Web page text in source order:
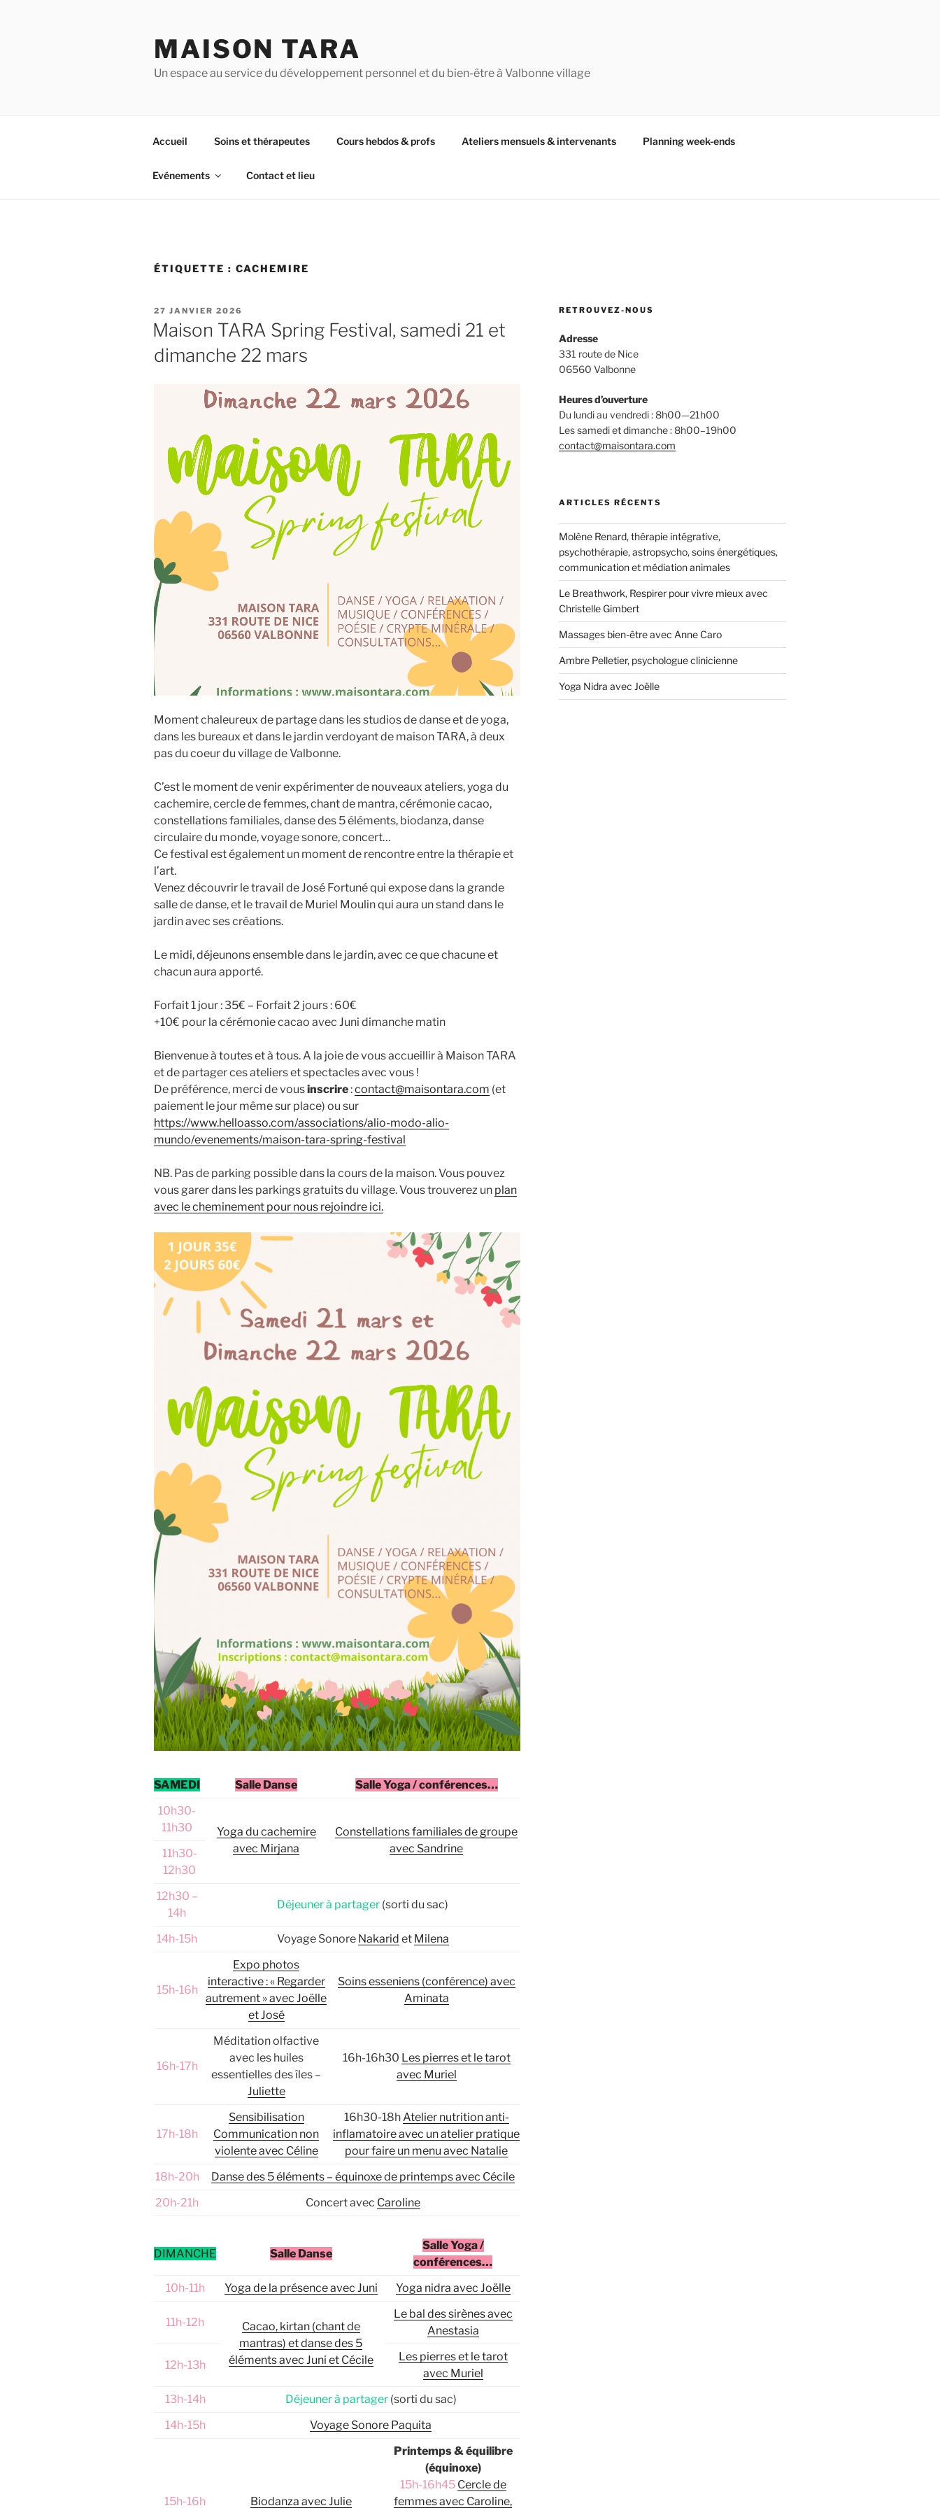
MAISON TARA
Un espace au service du développement personnel et du bien-être à Valbonne village
Accueil Soins et thérapeutes Cours hebdos & profs Ateliers mensuels & intervenants Planning week-ends
Evénements Contact et lieu
ÉTIQUETTE : CACHEMIRE
PUBLIÉ
LE
27 JANVIER 2026
Maison TARA Spring Festival, samedi 21 et
dimanche 22 mars
Moment chaleureux de partage dans les studios de danse et de yoga,
dans les bureaux et dans le jardin verdoyant de maison TARA, à deux
pas du coeur du village de Valbonne.
C’est le moment de venir expérimenter de nouveaux ateliers, yoga du
cachemire, cercle de femmes, chant de mantra, cérémonie cacao,
constellations familiales, danse des 5 éléments, biodanza, danse
circulaire du monde, voyage sonore, concert…
Ce festival est également un moment de rencontre entre la thérapie et
l’art.
Venez découvrir le travail de José Fortuné qui expose dans la grande
salle de danse, et le travail de Muriel Moulin qui aura un stand dans le
jardin avec ses créations.
Le midi, déjeunons ensemble dans le jardin, avec ce que chacune et
chacun aura apporté.
Forfait 1 jour : 35€ – Forfait 2 jours : 60€
+10€ pour la cérémonie cacao avec Juni dimanche matin
Bienvenue à toutes et à tous. A la joie de vous accueillir à Maison TARA
et de partager ces ateliers et spectacles avec vous !
De préférence, merci de vousinscrire:contact@maisontara.com (et
paiement le jour même sur place) ou sur
https://www.helloasso.com/associations/alio-modo-alio-
mundo/evenements/maison-tara-spring-festival
NB. Pas de parking possible dans la cours de la maison. Vous pouvez
vous garer dans les parkings gratuits du village. Vous trouverez un plan
avec le cheminement pour nous rejoindre ici.
SAMEDI Salle Danse
Salle Yoga / conférences…
10h30-
11h30
Yoga du cachemire
avec Mirjana
Constellations familiales de groupe
avec Sandrine
11h30-
12h30
12h30 –
14h
Déjeuner à partager (sorti du sac)
14h-15h Voyage Sonore Nakarid et Milena
15h-16h
Expo photos
interactive : « Regarder
autrement » avec Joëlle
et José
Soins esseniens (conférence) avec
Aminata
16h-17h
Méditation olfactive
avec les huiles
essentielles des îles –
Juliette
16h-16h30 Les pierres et le tarot
avec Muriel
17h-18h
Sensibilisation
Communication non
violente avec Céline
16h30-18hAtelier nutrition anti-
inflamatoire avec un atelier pratique
pour faire un menu avec Natalie
18h-20h
Danse des 5 éléments – équinoxe de printemps avec Cécile
20h-21h
Concert avec Caroline
DIMANCHE Salle Danse
Salle Yoga /
conférences…
10h-11h
Yoga de la présence avec Juni Yoga nidra avec Joëlle
11h-12h
Cacao, kirtan (chant de
mantras) et danse des 5
éléments avec Juni et Cécile
Le bal des sirènes avec
Anestasia
12h-13h
Les pierres et le tarot
avec Muriel
13h-14h
Déjeuner à partager (sorti du sac)
14h-15h
Voyage Sonore Paquita
15h-16h Biodanza avec Julie
Printemps & équilibre
(équinoxe)
15h-16h45 Cercle de
femmes avec Caroline,
RETROUVEZ-NOUS
Adresse
331 route de Nice
06560 Valbonne
Heures d’ouverture
Du lundi au vendredi : 8h00—21h00
Les samedi et dimanche : 8h00–19h00
contact@maisontara.com
ARTICLES RÉCENTS
Molène Renard, thérapie intégrative,
psychothérapie, astropsycho, soins énergétiques,
communication et médiation animales
Le Breathwork, Respirer pour vivre mieux avec
Christelle Gimbert
Massages bien-être avec Anne Caro
Ambre Pelletier, psychologue clinicienne
Yoga Nidra avec Joëlle